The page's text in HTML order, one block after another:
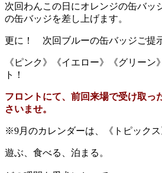
次回わんこの日にオレンジの缶バッ
の缶バッジを差し上げます。
更に！ 次回ブルーの缶バッジご提
《ピンク》《イエロー》《グリーン
ト！
フロントにて、前回来場で受け取っ
さいませ。
※9月のカレンダーは、《トピックス
遊ぶ、食べる、泊まる。